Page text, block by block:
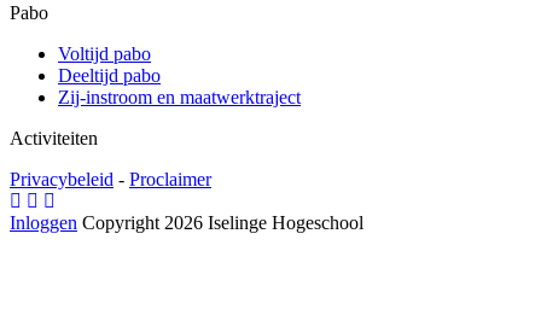
Pabo
Voltijd pabo
Deeltijd pabo
Zij-instroom en maatwerktraject
Activiteiten
Privacybeleid - Proclaimer
Inloggen Copyright 2026 Iselinge Hogeschool